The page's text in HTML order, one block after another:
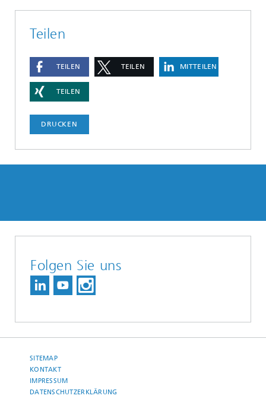
Teilen
TEILEN TEILEN MITTEILEN
TEILEN
DRUCKEN
Folgen Sie uns
SITEMAP
KONTAKT
IMPRESSUM
DATENSCHUTZERKLÄRUNG